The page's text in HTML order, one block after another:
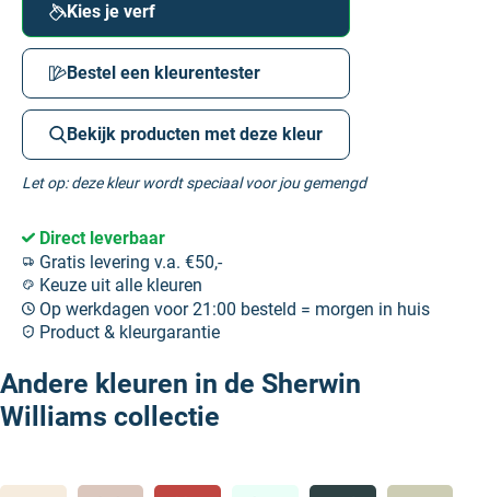
Kies je verf
Bestel een kleurentester
Bekijk producten met deze kleur
Let op: deze kleur wordt speciaal voor jou gemengd
Direct leverbaar
Gratis levering v.a. €50,-
Keuze uit alle kleuren
Op werkdagen voor 21:00 besteld = morgen in huis
Product & kleurgarantie
Andere kleuren in de Sherwin
Williams collectie